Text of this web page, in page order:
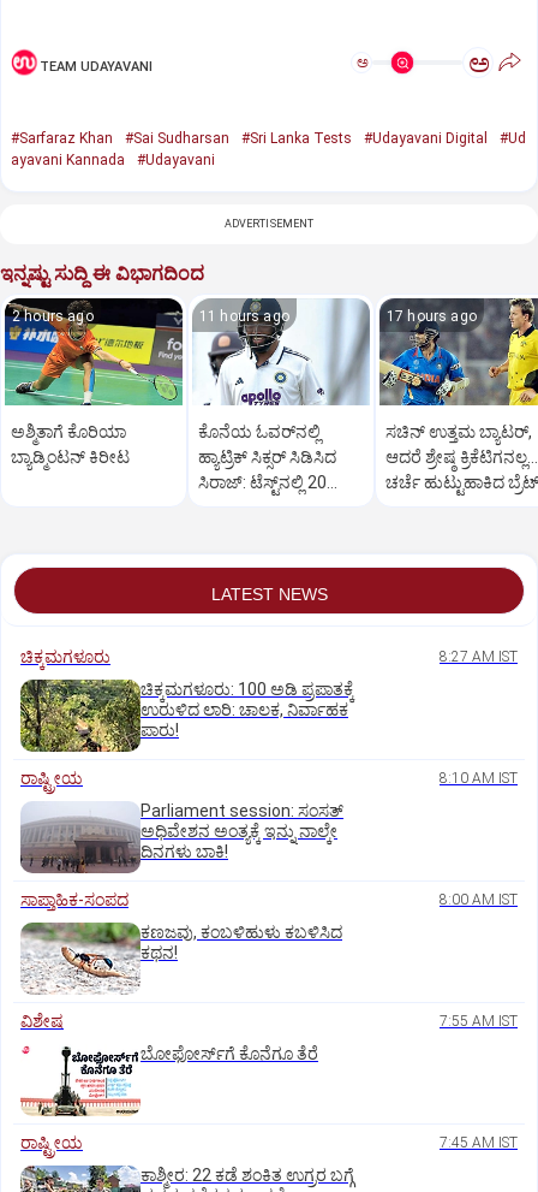
TEAM UDAYAVANI ಅ ಅ
#Sarfaraz Khan #Sai Sudharsan #Sri Lanka Tests #Udayavani Digital
#Ud
ayavani Kannada
#Udayavani
ADVERTISEMENT
ಇನ್ನಷ್ಟು ಸುದ್ದಿ ಈ ವಿಭಾಗದಿಂದ
2 hours ago
ಅಶ್ಮಿತಾಗೆ ಕೊರಿಯಾ
ಬ್ಯಾಡ್ಮಿಂಟನ್‌ ಕಿರೀಟ
11 hours ago
ಕೊನೆಯ ಓವರ್‌ನಲ್ಲಿ
ಹ್ಯಾಟ್ರಿಕ್ ಸಿಕ್ಸರ್‌ ಸಿಡಿಸಿದ
ಸಿರಾಜ್:‌ ಟೆಸ್ಟ್‌ನಲ್ಲಿ 20
17 hours ago
ಸಚಿನ್‌ ಉತ್ತಮ ಬ್ಯಾಟರ್‌,
ಆದರೆ ಶ್ರೇಷ್ಠ
ಚರ್ಚೆ ಹುಟ್ಟುಹಾಕಿದ ಬ್ರೆಟ್‌
LATEST NEWS
ಚಿಕ್ಕಮಗಳೂರು 8:27 AM IST
ಚಿಕ್ಕಮಗಳೂರು: 100 ಅಡಿ ಪ್ರಪಾತಕ್ಕೆ
ಉರುಳಿದ ಲಾರಿ: ಚಾಲಕ, ನಿರ್ವಾಹಕ
ಪಾರು!
ರಾಷ್ಟ್ರೀಯ 8:10 AM IST
Parliament session: ಸಂಸತ್‌
ಅಧಿವೇಶನ ಅಂತ್ಯಕ್ಕೆ ಇನ್ನು ನಾಲ್ಕೇ
ದಿನಗಳು ಬಾಕಿ!
ಸಾಪ್ತಾಹಿಕ-ಸಂಪದ 8:00 AM IST
ಕಣಜವು, ಕಂಬಳಿಹುಳು ಕಬಳಿಸಿದ
ಕಥನ!
ವಿಶೇಷ 7:55 AM IST
ಬೋಫೋರ್ಸ್‌ಗೆ ಕೊನೆಗೂ ತೆರೆ
ರಾಷ್ಟ್ರೀಯ 7:45 AM IST
ಕಾಶ್ಮೀರ: 22 ಕಡೆ ಶಂಕಿತ ಉಗ್ರರ ಬಗ್ಗೆ